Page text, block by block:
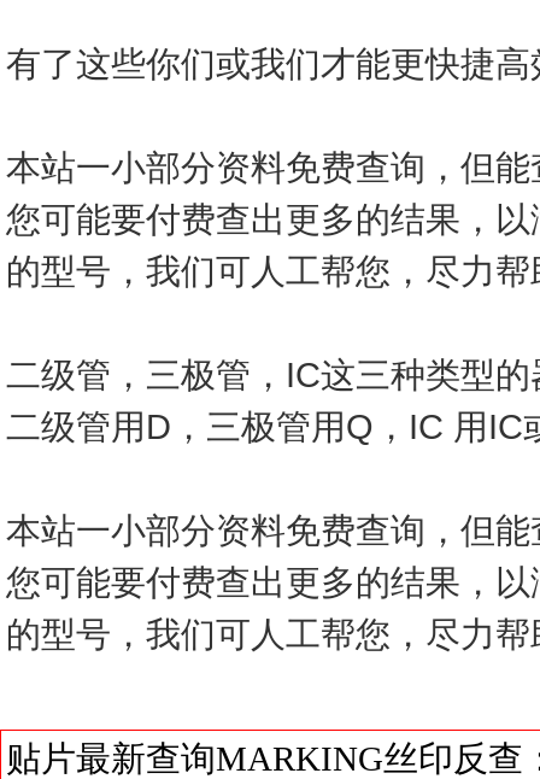
有了这些你们或我们才能更快捷
本站一小部分资料免费查询，但
您可能要付费查出更多的结果，
的型号，我们可人工帮您，尽力
二级管，三极管，IC这三种类型
二级管用D，三极管用Q，IC 用IC
本站一小部分资料免费查询，但
您可能要付费查出更多的结果，
的型号，我们可人工帮您，尽力
贴片最新查询MARKING丝印反